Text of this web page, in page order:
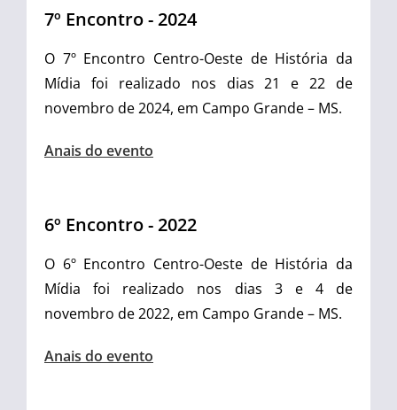
7º Encontro - 2024
O 7º Encontro Centro-Oeste de História da
Mídia foi realizado nos dias 21 e 22 de
novembro de 2024, em Campo Grande – MS.
Anais do evento
6º Encontro - 2022
O 6º Encontro Centro-Oeste de História da
Mídia foi realizado nos dias 3 e 4 de
novembro de 2022, em Campo Grande – MS.
Anais do evento